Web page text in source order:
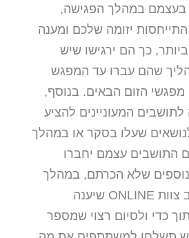
בעצמם במהלך הפגישה,
יזומה שלכם ומענה
כך הם ירגישו שיש
שהם עברו עד המפגש
מפגשי הזום הבאים. בנוסף,
המעוניינים להציע
לנושאים שעלו בסקר או במהלך
התושבים עצמם יחברו
שלא הכרתם, במהלך
הזום תדאגו להציב צוות ONLINE שיענה
כדי ולסיום רצוי שמספר